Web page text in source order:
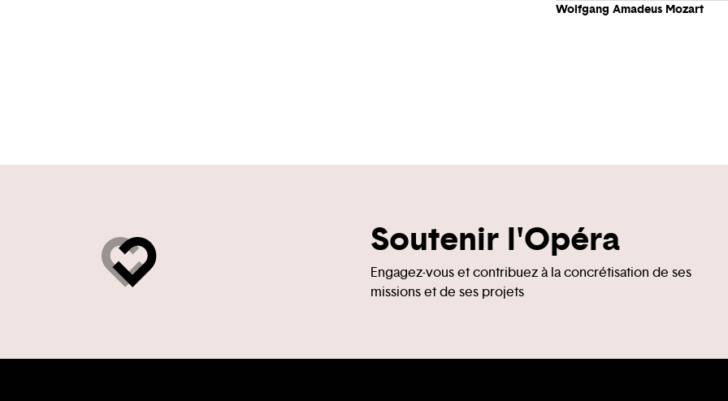
Wolfgang Amadeus Mozart
Soutenir l'Opéra
Engagez-vous et contribuez à la concrétisation de ses
missions et de ses projets